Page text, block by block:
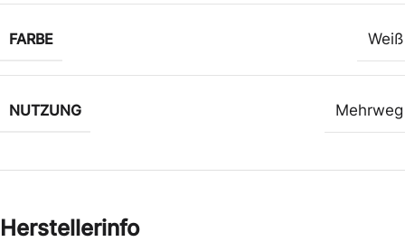
FARBE Weiß
NUTZUNG Mehrweg
Herstellerinfo